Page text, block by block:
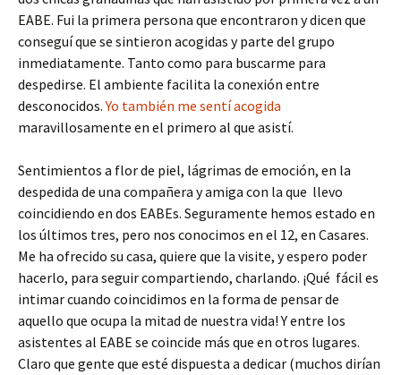
EABE. Fui la primera persona que encontraron y dicen que
conseguí que se sintieron acogidas y parte del grupo
inmediatamente. Tanto como para buscarme para
despedirse. El ambiente facilita la conexión entre
desconocidos.Yo también me sentí acogida
maravillosamente en el primero al que asistí.
Sentimientos a flor de piel, lágrimas de emoción, en la
despedida de una compañera y amiga con la que llevo
coincidiendo en dos EABEs. Seguramente hemos estado en
los últimos tres, pero nos conocimos en el 12, en Casares.
Me ha ofrecido su casa, quiere que la visite, y espero poder
hacerlo, para seguir compartiendo, charlando. ¡Qué fácil es
intimar cuando coincidimos en la forma de pensar de
aquello que ocupa la mitad de nuestra vida! Y entre los
asistentes al EABE se coincide más que en otros lugares.
Claro que gente que esté dispuesta a dedicar (muchos dirían